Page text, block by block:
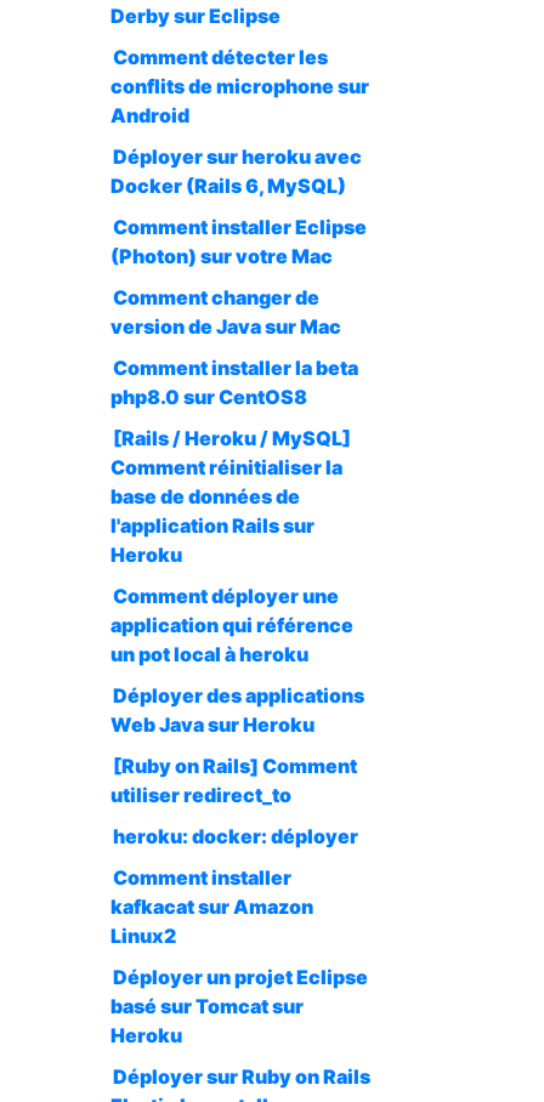
Derby sur Eclipse
Comment détecter les
conflits de microphone sur
Android
Déployer sur heroku avec
Docker (Rails 6, MySQL)
Comment installer Eclipse
(Photon) sur votre Mac
Comment changer de
version de Java sur Mac
Comment installer la beta
php8.0 sur CentOS8
[Rails / Heroku / MySQL]
Comment réinitialiser la
base de données de
l'application Rails sur
Heroku
Comment déployer une
application qui référence
un pot local à heroku
Déployer des applications
Web Java sur Heroku
[Ruby on Rails] Comment
utiliser redirect_to
heroku: docker: déployer
Comment installer
kafkacat sur Amazon
Linux2
Déployer un projet Eclipse
basé sur Tomcat sur
Heroku
Déployer sur Ruby on Rails